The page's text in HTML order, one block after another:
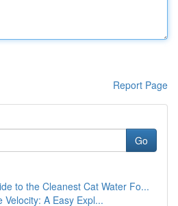
Report Page
Go
to the Cleanest Cat Water Fo...
Velocity: A Easy Expl...